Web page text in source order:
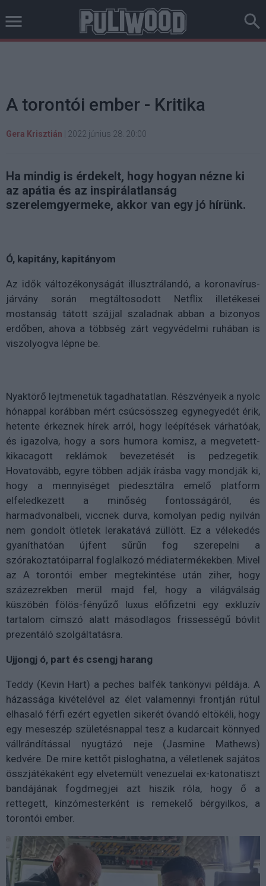
A torontói ember - Kritika
Gera Krisztián 2022 június 28. 20:00
Ha mindig is érdekelt, hogy hogyan nézne ki
az apátia és az inspirálatlanság
szerelemgyermeke, akkor van egy jó hírünk.
Ó, kapitány, kapitányom
Az idők változékonyságát illusztrálandó, a koronavírus-
járvány során megtáltosodott Netflix illetékesei
mostanság tátott szájjal szaladnak abban a bizonyos
erdőben, ahova a többség zárt vegyvédelmi ruhában is
viszolyogva lépne be.
Nyaktörő lejtmenetük tagadhatatlan. Részvényeik a nyolc
hónappal korábban mért csúcsösszeg egynegyedét érik,
hetente érkeznek hírek arról, hogy leépítések várhatóak,
és igazolva, hogy a sors humora komisz, a megvetett-
kikacagott reklámok bevezetését is pedzegetik.
Hovatovább, egyre többen adják írásba vagy mondják ki,
hogy a mennyiséget piedesztálra emelő platform
elfeledkezett a minőség fontosságáról, és
harmadvonalbeli, viccnek durva, komolyan pedig nyilván
nem gondolt ötletek lerakatává züllött. Ez a vélekedés
gyaníthatóan újfent sűrűn fog szerepelni a
szórakoztatóiparral foglalkozó médiatermékekben. Mivel
az A torontói ember megtekintése után ziher, hogy
százezrekben merül majd fel, hogy a világválság
küszöbén fölös-fényűző luxus előfizetni egy exkluzív
tartalom címszó alatt másodlagos frissességű bóvlit
prezentáló szolgáltatásra.
Ujjongj ó, part és csengj harang
Teddy (Kevin Hart) a peches balfék tankönyvi példája. A
házassága kivételével az élet valamennyi frontján rútul
elhasaló férfi ezért egyetlen sikerét óvandó eltökéli, hogy
egy meseszép születésnappal tesz a kudarcait könnyed
vállrándítással nyugtázó neje (Jasmine Mathews)
kedvére. De mire kettőt pisloghatna, a véletlenek sajátos
összjátékaként egy elvetemült venezuelai ex-katonatiszt
bandájának fogdmegjei azt hiszik róla, hogy ő a
rettegett, kínzómesterként is remekelő bérgyilkos, a
torontói ember.